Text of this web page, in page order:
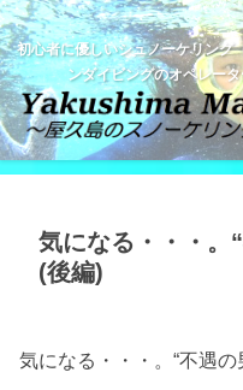
初心者に優しいシュノーケリング
ンダイビングのオペレー
気になる・・・
(後編)
気になる・・・。“不遇の